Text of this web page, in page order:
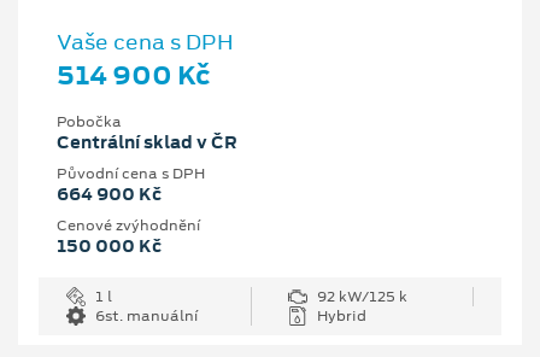
Vaše cena s DPH
514 900 Kč
Pobočka
Centrální sklad v ČR
Původní cena s DPH
664 900 Kč
Cenové zvýhodnění
150 000 Kč
1 l
92 kW/125 k
6st. manuální
Hybrid